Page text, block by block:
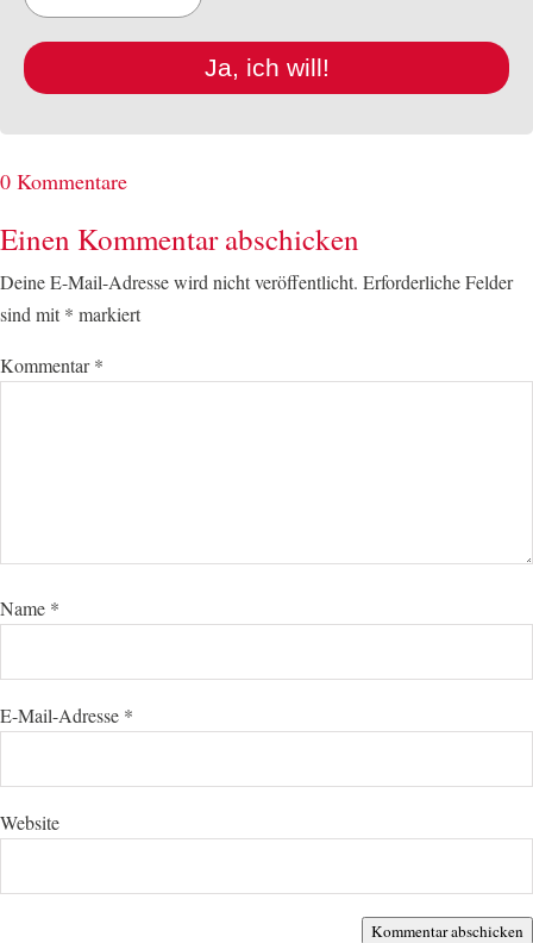
Ja, ich will!
0 Kommentare
Einen Kommentar abschicken
Deine E-Mail-Adresse wird nicht veröffentlicht. Erforderliche Felder
sind mit * markiert
Kommentar*
Name *
E-Mail-Adresse *
Website
Kommentar abschicken